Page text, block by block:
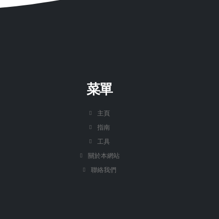
菜單
主頁
指南
工具
關於本網站
聯絡我們